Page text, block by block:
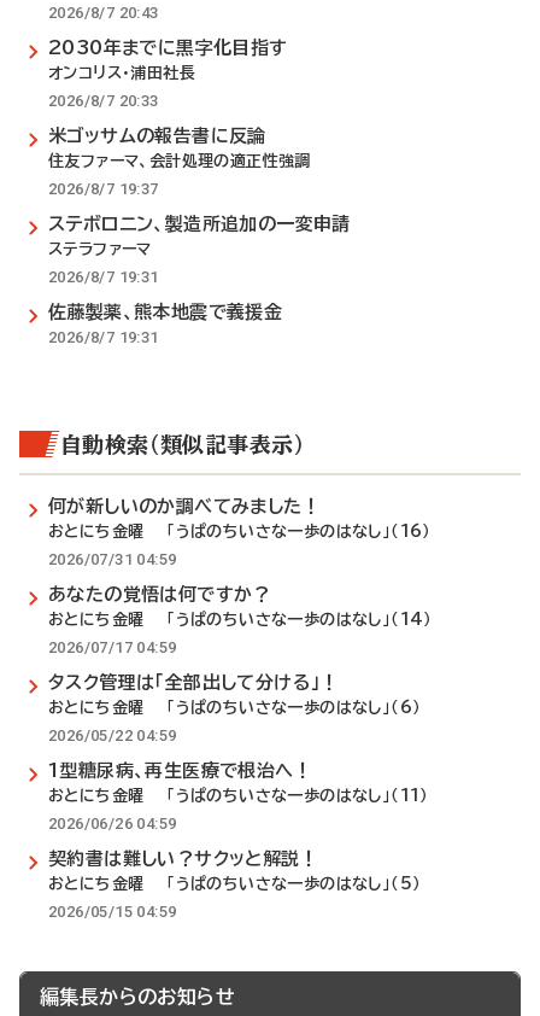
2026/8/7 20:43
2030年までに黒字化目指す
オンコリス・浦田社長
2026/8/7 20:33
米ゴッサムの報告書に反論
住友ファーマ、会計処理の適正性強調
2026/8/7 19:37
ステボロニン、製造所追加の一変申請
ステラファーマ
2026/8/7 19:31
佐藤製薬、熊本地震で義援金
2026/8/7 19:31
自動検索（類似記事表示）
何が新しいのか調べてみました！
おとにち金曜 「うぱのちいさな一歩のはなし」（16）
2026/07/31 04:59
あなたの覚悟は何ですか？
おとにち金曜 「うぱのちいさな一歩のはなし」（14）
2026/07/17 04:59
タスク管理は「全部出して分ける」！
おとにち金曜 「うぱのちいさな一歩のはなし」（6）
2026/05/22 04:59
1型糖尿病、再生医療で根治へ！
おとにち金曜 「うぱのちいさな一歩のはなし」（11）
2026/06/26 04:59
契約書は難しい？サクッと解説！
おとにち金曜 「うぱのちいさな一歩のはなし」（5）
2026/05/15 04:59
編集長からのお知らせ